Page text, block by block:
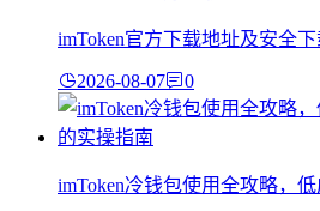
imToken官方下载地址及安全
2026-08-07 0
imToken冷钱包使用全攻略，